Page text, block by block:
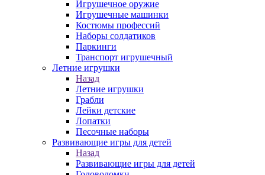
Игрушечное оружие
Игрушечные машинки
Костюмы профессий
Наборы солдатиков
Паркинги
Транспорт игрушечный
Летние игрушки
Назад
Летние игрушки
Грабли
Лейки детские
Лопатки
Песочные наборы
Развивающие игры для детей
Назад
Развивающие игры для детей